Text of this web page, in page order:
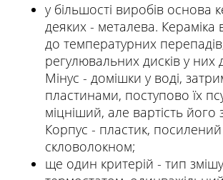
у більшості виробів основа
деяких - металева. Кераміка
до температурних
регулювальних дисків у них
Мінус - домішки у воді,
пластинами, поступово їх
міцніший, але вартість
Корпус - пластик, посилений
скловолокном;
ще один критерій - тип